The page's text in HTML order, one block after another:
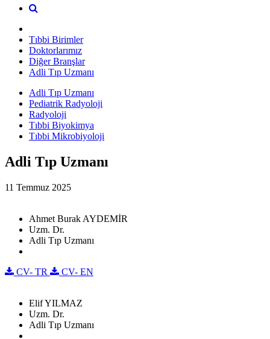
Tıbbi Birimler
Doktorlarımız
Diğer Branşlar
Adli Tıp Uzmanı
Adli Tıp Uzmanı
Pediatrik Radyoloji
Radyoloji
Tıbbi Biyokimya
Tıbbi Mikrobiyoloji
Adli Tıp Uzmanı
11 Temmuz 2025
Ahmet Burak AYDEMİR
Uzm. Dr.
Adli Tıp Uzmanı
CV- TR CV- EN
Elif YILMAZ
Uzm. Dr.
Adli Tıp Uzmanı